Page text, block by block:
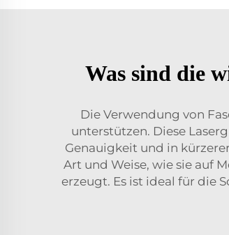
Was sind die
Die Verwendung von
unterstützen. Diese
Genauigkeit und in
Art und Weise, wie sie auf
erzeugt. Es ist ideal für die